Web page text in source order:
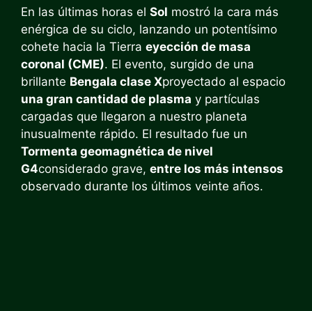
En las últimas horas el Sol mostró la cara más
enérgica de su ciclo, lanzando un potentísimo
cohete hacia la Tierra eyección de masa
coronal (CME). El evento, surgido de una
brillante Bengala clase Xproyectado al espacio
una gran cantidad de plasma y partículas
cargadas que llegaron a nuestro planeta
inusualmente rápido. El resultado fue un
Tormenta geomagnética de nivel
G4considerado grave, entre los más intensos
observado durante los últimos veinte años.